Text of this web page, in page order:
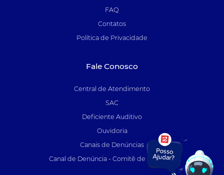
FAQ
Contatos
Política de Privacidade
Fale Conosco
Central de Atendimento
SAC
Deficiente Auditivo
Ouvidoria
Canais de Denúncias
Canal de Denúncia - Comitê de Auditoria